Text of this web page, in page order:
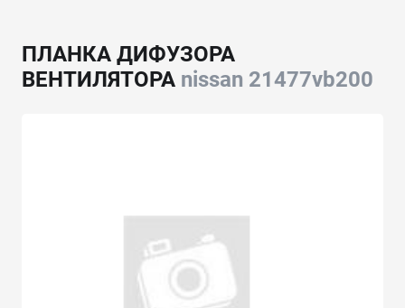
ПЛАНКА ДИФУЗОРА
ВЕНТИЛЯТОРА nissan 21477vb200